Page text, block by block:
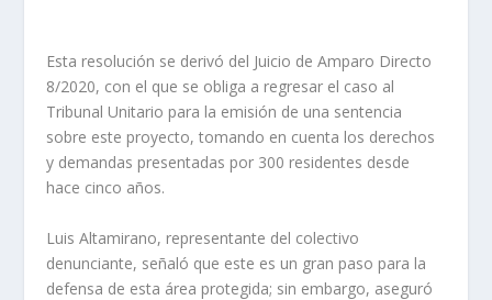
Esta resolución se derivó del Juicio de Amparo Directo
8/2020, con el que se obliga a regresar el caso al
Tribunal Unitario para la emisión de una sentencia
sobre este proyecto, tomando en cuenta los derechos
y demandas presentadas por 300 residentes desde
hace cinco años.
Luis Altamirano, representante del colectivo
denunciante, señaló que este es un gran paso para la
defensa de esta área protegida; sin embargo, aseguró